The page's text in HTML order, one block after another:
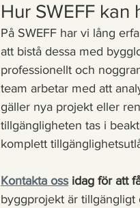
Hur SWEFF
På SWEFF har vi lång
att bistå dessa med
professionellt och
team arbetar med att
gäller nya projekt eller
tillgängligheten tas i
komplett
Kontakta oss idag för att
byggprojekt är tillgängligt